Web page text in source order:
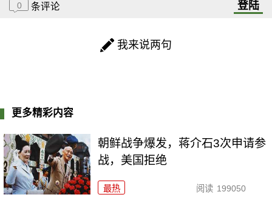
0 条评论 登陆
我来说两句
更多精彩内容
朝鲜战争爆发，蒋介石3次申请参
战，美国拒绝
最热 阅读 199050